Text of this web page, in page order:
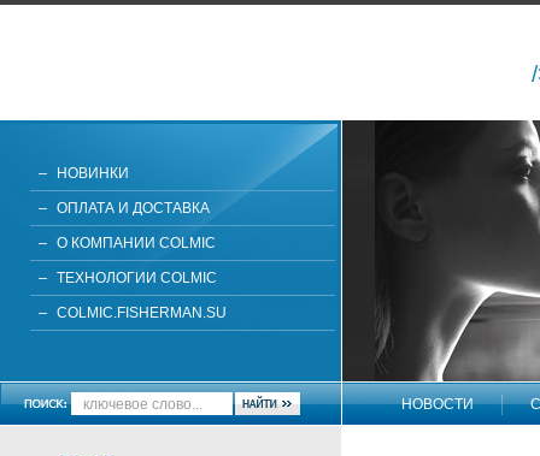
НОВИНКИ
ОПЛАТА И ДОСТАВКА
О КОМПАНИИ COLMIC
ТЕХНОЛОГИИ COLMIC
COLMIC.FISHERMAN.SU
НОВОСТИ